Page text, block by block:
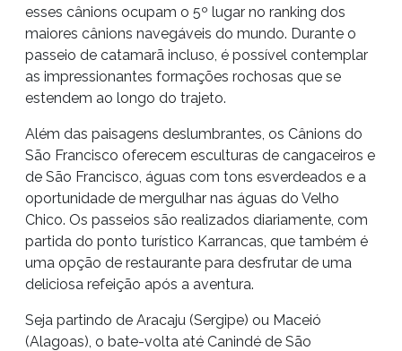
esses cânions ocupam o 5º lugar no ranking dos
maiores cânions navegáveis do mundo. Durante o
passeio de catamarã incluso, é possível contemplar
as impressionantes formações rochosas que se
estendem ao longo do trajeto.
Além das paisagens deslumbrantes, os Cânions do
São Francisco oferecem esculturas de cangaceiros e
de São Francisco, águas com tons esverdeados e a
oportunidade de mergulhar nas águas do Velho
Chico. Os passeios são realizados diariamente, com
partida do ponto turístico Karrancas, que também é
uma opção de restaurante para desfrutar de uma
deliciosa refeição após a aventura.
Seja partindo de Aracaju (Sergipe) ou Maceió
(Alagoas), o bate-volta até Canindé de São